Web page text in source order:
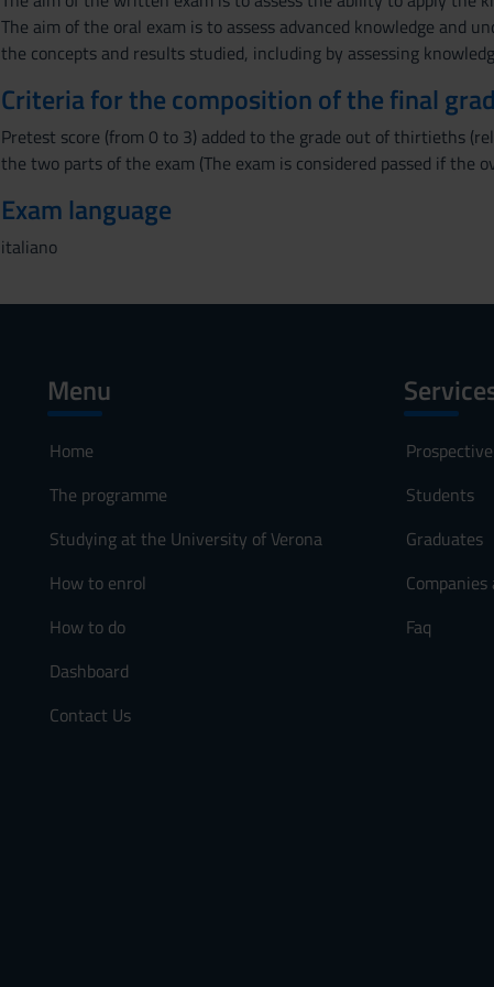
The aim of the oral exam is to assess advanced knowledge
the concepts and results studied, including by assessing
Criteria for the composition of the final
Pretest score (from 0 to 3) added to the grade out of thirtieths
the two parts of the exam (The exam is considered passed if the
Exam language
italiano
Menu
Home
The programme
Studying at the University of Verona
How to enrol
How to do
Dashboard
Contact Us
Students
Graduates
Faq